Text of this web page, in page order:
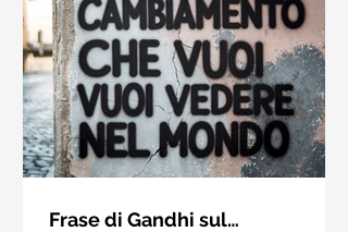
Frase di Gandhi sul